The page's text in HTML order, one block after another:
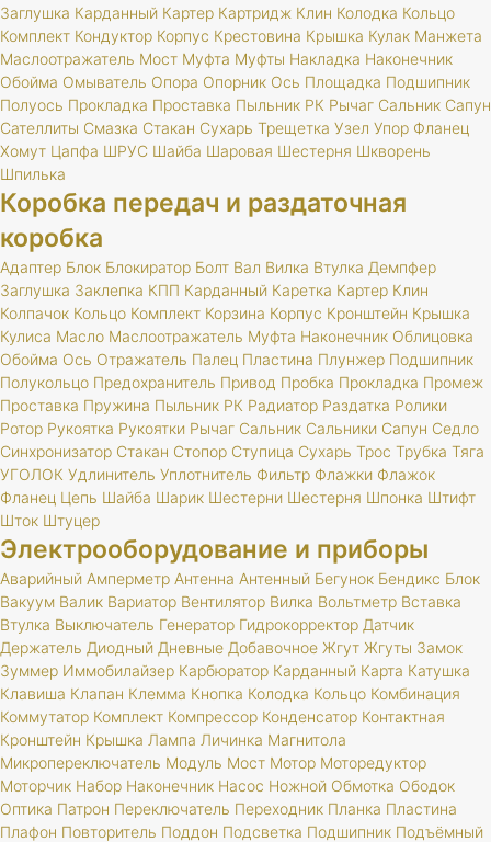
Заглушка Карданный Картер Картридж Клин Колодка Кольцо
Комплект Кондуктор Корпус Крестовина Крышка Кулак Манжета
Маслоотражатель Мост Муфта Муфты Накладка Наконечник
Обойма Омыватель Опора Опорник Ось Площадка Подшипник
Полуось Прокладка Проставка Пыльник РК Рычаг Сальник Сапун
Сателлиты Смазка Стакан Сухарь Трещетка Узел Упор Фланец
Хомут Цапфа ШРУС Шайба Шаровая Шестерня Шкворень
Шпилька
Коробка передач и раздаточная
коробка
Адаптер Блок Блокиратор Болт Вал Вилка Втулка Демпфер
Заглушка Заклепка КПП Карданный Каретка Картер Клин
Колпачок Кольцо Комплект Корзина Корпус Кронштейн Крышка
Кулиса Масло Маслоотражатель Муфта Наконечник Облицовка
Обойма Ось Отражатель Палец Пластина Плунжер Подшипник
Полукольцо Предохранитель Привод Пробка Прокладка Промеж
Проставка Пружина Пыльник РК Радиатор Раздатка Ролики
Ротор Рукоятка Рукоятки Рычаг Сальник Сальники Сапун Седло
Синхронизатор Стакан Стопор Ступица Сухарь Трос Трубка Тяга
УГОЛОК Удлинитель Уплотнитель Фильтр Флажки Флажок
Фланец Цепь Шайба Шарик Шестерни Шестерня Шпонка Штифт
Шток Штуцер
Электрооборудование и приборы
Аварийный Амперметр Антенна Антенный Бегунок Бендикс Блок
Вакуум Валик Вариатор Вентилятор Вилка Вольтметр Вставка
Втулка Выключатель Генератор Гидрокорректор Датчик
Держатель Диодный Дневные Добавочное Жгут Жгуты Замок
Зуммер Иммобилайзер Карбюратор Карданный Карта Катушка
Клавиша Клапан Клемма Кнопка Колодка Кольцо Комбинация
Коммутатор Комплект Компрессор Конденсатор Контактная
Кронштейн Крышка Лампа Личинка Магнитола
Микропереключатель Модуль Мост Мотор Моторедуктор
Моторчик Набор Наконечник Насос Ножной Обмотка Ободок
Оптика Патрон Переключатель Переходник Планка Пластина
Плафон Повторитель Поддон Подсветка Подшипник Подъёмный